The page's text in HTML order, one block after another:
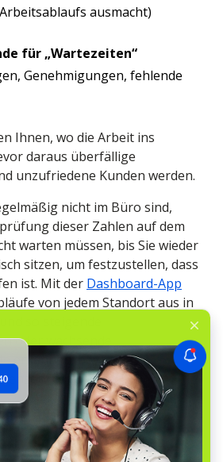
ausmacht)
für „Wartezeiten“
Genehmigungen, fehlende
Ihnen, wo die Arbeit ins
daraus überfällige
unzufriedene Kunden werden.
nicht im Büro sind,
dieser Zahlen auf dem
warten müssen, bis Sie wieder
sitzen, um festzustellen, dass
ist. Mit der Dashboard-App
von jedem Standort aus in
oder wachsende
erkennen, bevor sie zu
führen.
Fragen
in einem kleinen Team